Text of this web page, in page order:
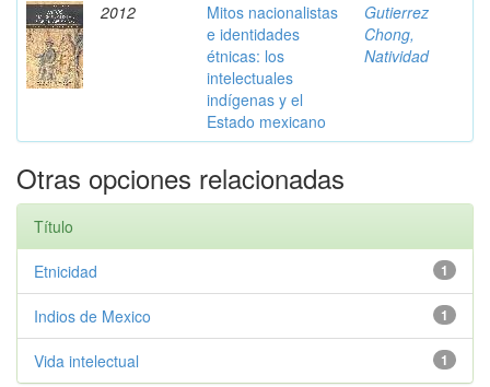
2012
Mitos nacionalistas
e identidades
étnicas: los
intelectuales
indígenas y el
Estado mexicano
Gutierrez
Chong,
Natividad
Otras opciones relacionadas
Título
1
Etnicidad
1
Indios de Mexico
1
Vida intelectual